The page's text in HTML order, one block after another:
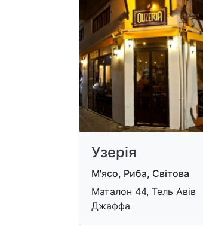
Узерія
М'ясо, Риба, Світова
Маталон 44, Тель Авів
Джаффа